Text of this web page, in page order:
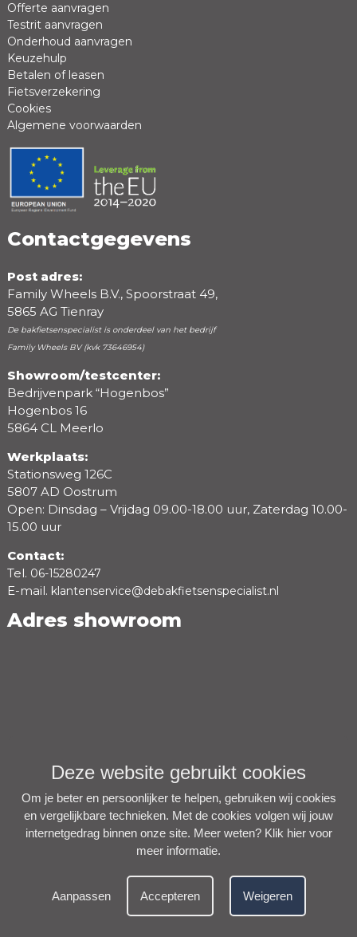
Review *
Positieve punten
Beoordeling
Offerte aanvragen
Testrit aanvragen
Onderhoud aanvragen
Keuzehulp
Betalen of leasen
Fietsverzekering
Cookies
Algemene voorwaarden
Contactgegevens
Post adres:
Family Wheels B.V., Spoorstraat 49,
5865 AG Tienray
De bakfietsenspecialist is onderdeel van het bedrijf
Family Wheels BV (kvk 73646954)
Showroom/testcenter:
Bedrijvenpark “Hogenbos”
Hogenbos 16
5864 CL Meerlo
Werkplaats:
Stationsweg 126C
5807 AD Oostrum
Open: Dinsdag – Vrijdag 09.00-18.00 uur, Zaterdag 10.00-
15.00 uur
Contact:
Tel. 06-15280247
E-mail. klantenservice@debakfietsenspecialist.nl
Adres showroom
Deze website gebruikt cookies
Om je beter en persoonlijker te helpen, gebruiken wij cookies
en vergelijkbare technieken. Met de cookies volgen wij jouw
internetgedrag binnen onze site. Meer weten? Klik hier voor
meer informatie.
Aanpassen Accepteren Weigeren